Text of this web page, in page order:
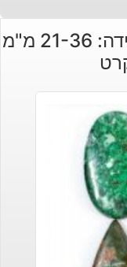
קריסוקולה מלוטש לשיבוץ מידה: 21-36 מ"מ